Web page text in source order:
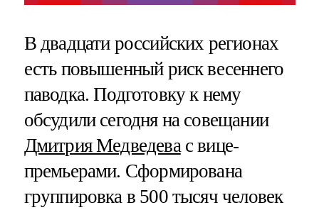
В двадцати российских регионах
есть повышенный риск весеннего
паводка. Подготовку к нему
обсудили сегодня на совещании
Дмитрия Медведева с вице-
премьерами. Сформирована
группировка в 500 тысяч человек